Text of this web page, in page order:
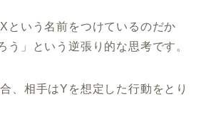
という名前をつけているのだか
う」という逆張り的な思考です。
、相手はYを想定した行動をとり